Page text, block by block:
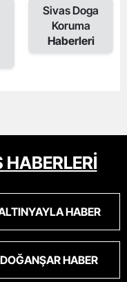
Sivas Doga
Koruma
Haberleri
HABER
DOĞANŞAR HABER